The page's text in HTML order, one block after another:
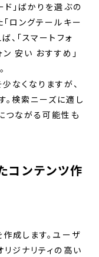
ド」ばかりを選ぶの
ロングテールキー
、「スマートフォ
ン 安い おすすめ」
なくなりますが、
検索ニーズに適し
つながる可能性も
コンテンツ作
成します。ユーザ
リジナリティの高い